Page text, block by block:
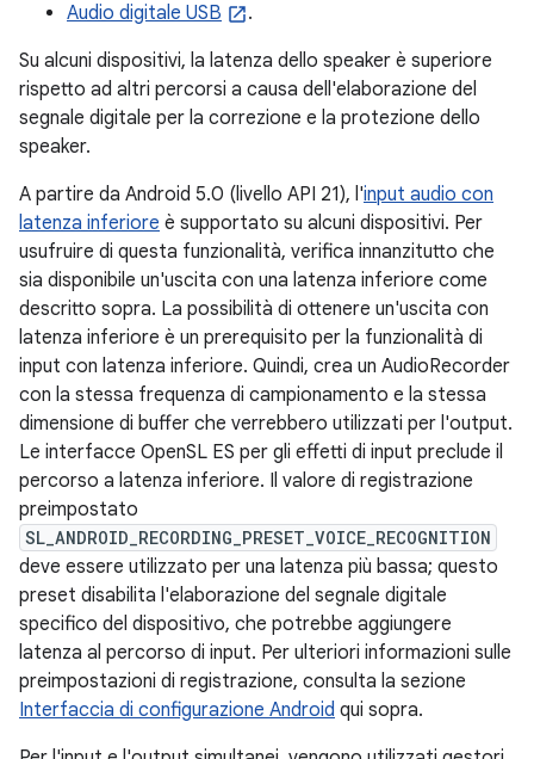
Audio digitale USB
.
Su alcuni dispositivi, la latenza dello speaker è superiore
rispetto ad altri percorsi a causa dell'elaborazione del
segnale digitale per la correzione e la protezione dello
speaker.
A partire da Android 5.0 (livello API 21), l'input audio con
latenza inferiore è supportato su alcuni dispositivi. Per
usufruire di questa funzionalità, verifica innanzitutto che
sia disponibile un'uscita con una latenza inferiore come
descritto sopra. La possibilità di ottenere un'uscita con
latenza inferiore è un prerequisito per la funzionalità di
input con latenza inferiore. Quindi, crea un AudioRecorder
con la stessa frequenza di campionamento e la stessa
dimensione di buffer che verrebbero utilizzati per l'output.
Le interfacce OpenSL ES per gli effetti di input preclude il
percorso a latenza inferiore. Il valore di registrazione
preimpostato
SL_ANDROID_RECORDING_PRESET_VOICE_RECOGNITION
deve essere utilizzato per una latenza più bassa; questo
preset disabilita l'elaborazione del segnale digitale
specifico del dispositivo, che potrebbe aggiungere
latenza al percorso di input. Per ulteriori informazioni sulle
preimpostazioni di registrazione, consulta la sezione
Interfaccia di configurazione Android qui sopra.